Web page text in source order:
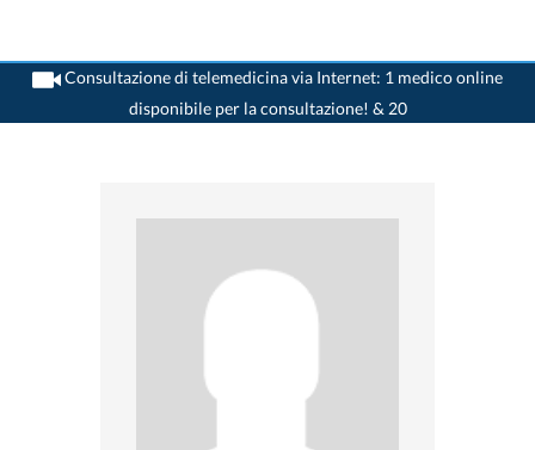
Consultazione di telemedicina via Internet: 1 medico online
disponibile per la consultazione! & 20
>Medico generico>Turtmann>Dr. Gabriel Oggier>Practica di Dr. Gabriel Oggier